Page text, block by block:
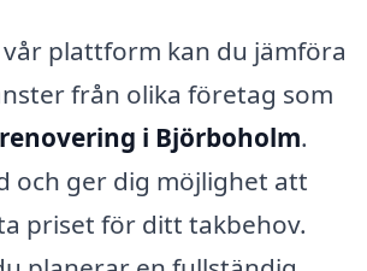
plattform kan du jämföra
från olika företag som
i Björboholm.
och ger dig möjlighet att
priset för ditt takbehov.